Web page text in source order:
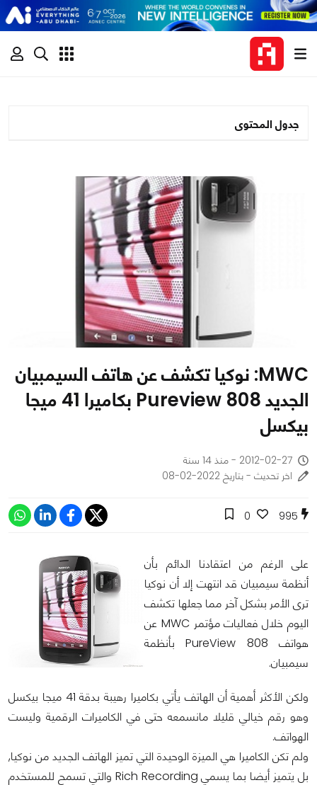
جدول المحتوى
MWC: نوكيا تكشف عن هاتف السيمبيان
الجديد 808 Pureview بكاميرا 41 ميجا
بيكسل
2012-02-27 - منذ 14 سنة
اخر تحديث - بتاريخ 2022-02-08
995
0
على الرغم من اعتقادنا الدائم بأن
أنظمة سيمبيان قد انتهت إلا أن نوكيا
ترى الأمر بشكل آخر مما جعلها تكشف
اليوم خلال فعاليات مؤتمر MWC عن
هواتف 808 PureView بأنظمة
سيمبيان.
ولكن الأكثر أهمية أن الهاتف يأتي بكاميرا رهيبة بدقة 41 ميجا بيكسل
وهو رقم خيالي قليلا مانسمعه حتى في الكاميرات الرقمية وليست
الهواتف.
ولم تكن الكاميرا هي الميزة الوحيدة التي تميز الهاتف الجديد من نوكيا,
بل يتميز أيضا بما يسمي Rich Recording والتي تسمح للمستخدم